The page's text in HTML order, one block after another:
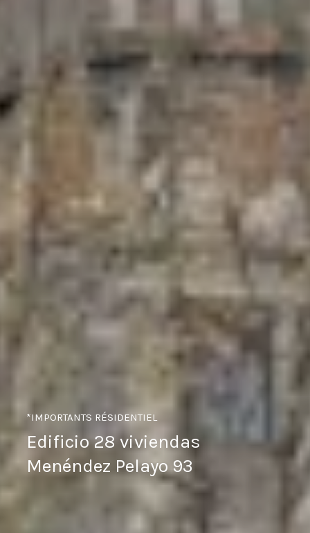
*IMPORTANTS RÉSIDENTIEL
Edificio 28 viviendas
Menéndez Pelayo 93